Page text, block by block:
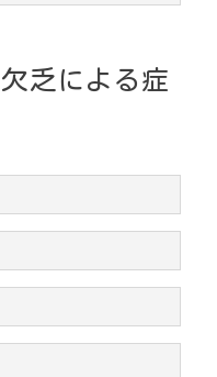
欠乏による症